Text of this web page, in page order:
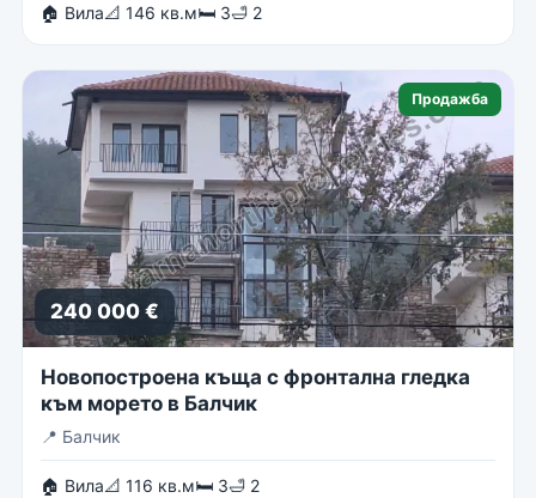
🏠 Вила📐 146 кв.м🛏 3🛁 2
Продажба
240 000 €
Новопостроена къща с фронтална гледка
към морето в Балчик
📍 Балчик
🏠 Вила📐 116 кв.м🛏 3🛁 2